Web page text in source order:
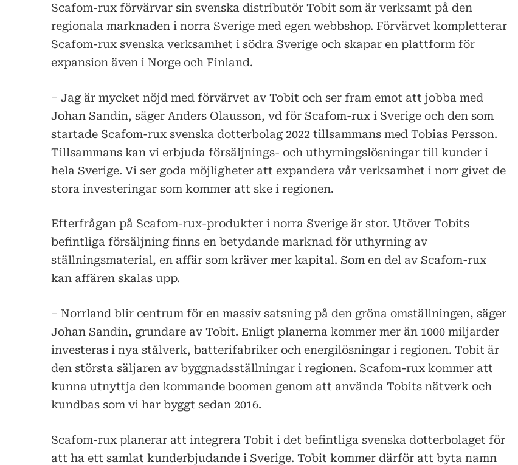
Scafom-rux förvärvar sin svenska distributör Tobit som är verksamt på den
regionala marknaden i norra Sverige med egen webbshop. Förvärvet kompletterar
Scafom-rux svenska verksamhet i södra Sverige och skapar en plattform för
expansion även i Norge och Finland.
– Jag är mycket nöjd med förvärvet av Tobit och ser fram emot att jobba med
Johan Sandin, säger Anders Olausson, vd för Scafom-rux i Sverige och den som
startade Scafom-rux svenska dotterbolag 2022 tillsammans med Tobias Persson.
Tillsammans kan vi erbjuda försäljnings- och uthyrningslösningar till kunder i
hela Sverige. Vi ser goda möjligheter att expandera vår verksamhet i norr givet de
stora investeringar som kommer att ske i regionen.
Efterfrågan på Scafom-rux-produkter i norra Sverige är stor. Utöver Tobits
befintliga försäljning finns en betydande marknad för uthyrning av
ställningsmaterial, en affär som kräver mer kapital. Som en del av Scafom-rux
kan affären skalas upp.
– Norrland blir centrum för en massiv satsning på den gröna omställningen, säger
Johan Sandin, grundare av Tobit. Enligt planerna kommer mer än 1000 miljarder
investeras i nya stålverk, batterifabriker och energilösningar i regionen. Tobit är
den största säljaren av byggnadsställningar i regionen. Scafom-rux kommer att
kunna utnyttja den kommande boomen genom att använda Tobits nätverk och
kundbas som vi har byggt sedan 2016.
Scafom-rux planerar att integrera Tobit i det befintliga svenska dotterbolaget för
att ha ett samlat kunderbjudande i Sverige. Tobit kommer därför att byta namn